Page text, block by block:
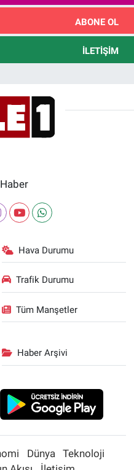
ABONE OL
İLETIŞIM
Hava Durumu
Trafik Durumu
Tüm Manşetler
Haber Arşivi
Dünya
Teknoloji